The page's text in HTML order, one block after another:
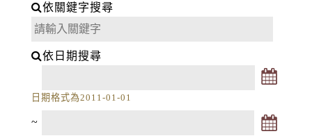
依關鍵字搜尋
依日期搜尋
日期格式為2011-01-01
~